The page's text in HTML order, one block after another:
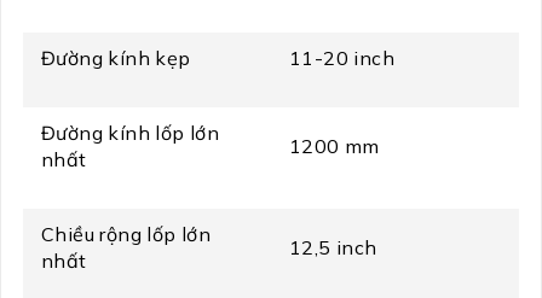
Đường kính kẹp 11-20 inch
Đường kính lốp lớn
nhất
1200 mm
Chiều rộng lốp lớn
nhất
12,5 inch